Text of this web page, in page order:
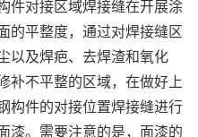
件对接区域焊接缝在开展涂
的平整度，通过对焊接缝区
以及焊疤、去焊渣和氧化
补不平整的区域，在做好上
构件的对接位置焊接缝进行
漆。需要注意的是，面漆的